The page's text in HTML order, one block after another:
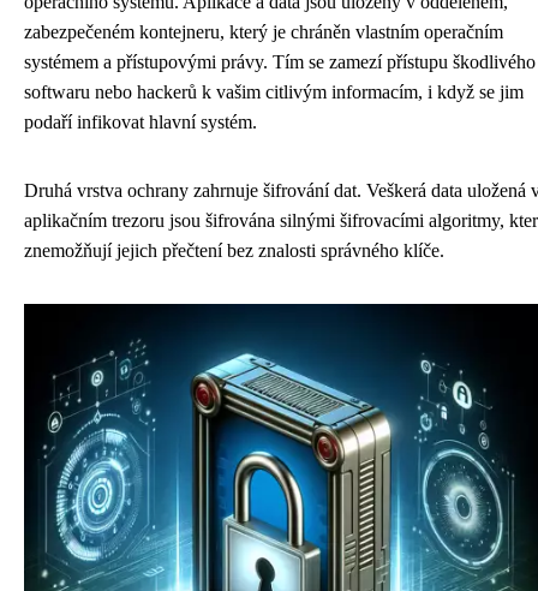
zabezpečeném kontejneru, který je chráněn vlastním operačním
systémem a přístupovými právy. Tím se zamezí přístupu škodlivého
softwaru nebo hackerů k vašim citlivým informacím, i když se jim
podaří infikovat hlavní systém.
Druhá vrstva ochrany zahrnuje šifrování dat. Veškerá data uložená
aplikačním trezoru jsou šifrována silnými šifrovacími algoritmy,
znemožňují jejich přečtení bez znalosti správného klíče.